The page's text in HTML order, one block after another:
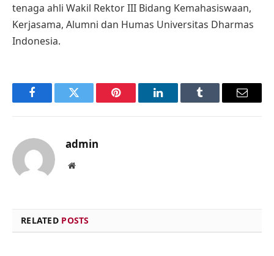
tenaga ahli Wakil Rektor III Bidang Kemahasiswaan,
Kerjasama, Alumni dan Humas Universitas Dharmas
Indonesia.
FacebookTwitter Pinterest LinkedInTumblr Email
admin
Website
RELATED POSTS